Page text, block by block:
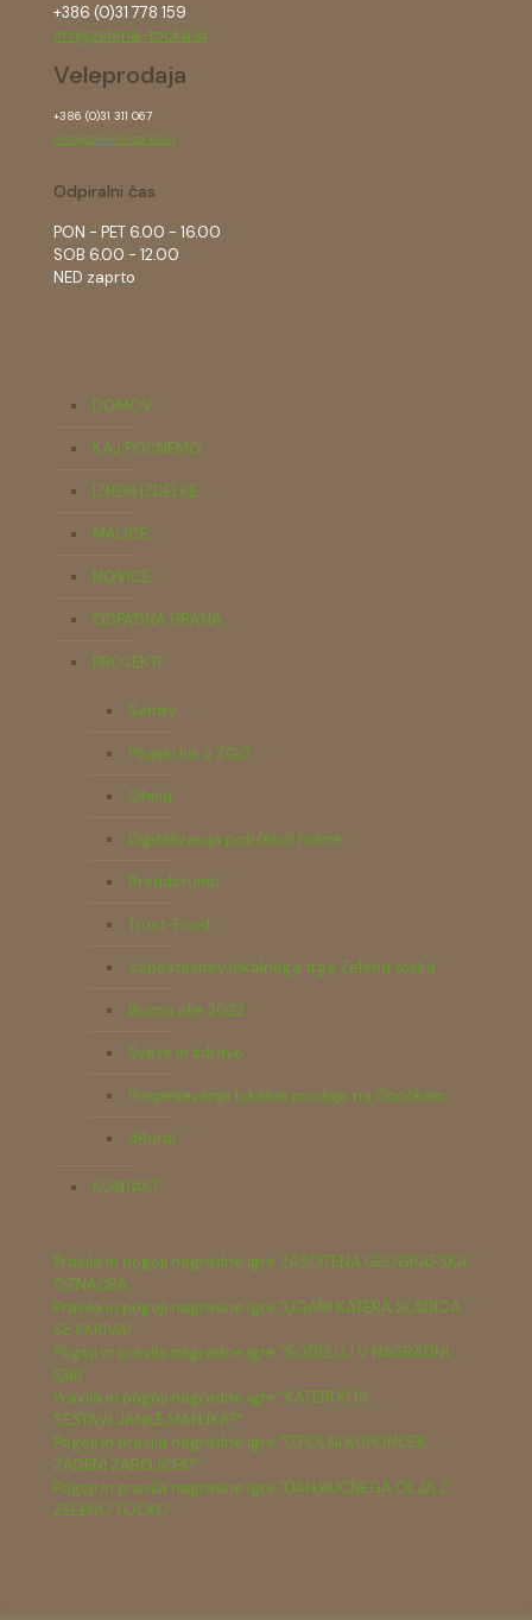
+386 (0)31 778 159
ms@zelena-tocka.si
Veleprodaja
+386 (0)31 311 067
info@zelena-tocka.si
Odpiralni čas
PON - PET 6.00 - 16.00
SOB 6.00 - 12.00
NED zaprto
DOMOV
KAJ POČNEMO
IZBERI IZDELKE
MALICE
NOVICE
ODPADNA HRANA
PROJEKTI
Sentry
Ptujski lük z ZGO
Ofelia
Digitalizacija poti (eko) hrane
Breadcrumb
Trust-Food
Vzpostavitev lokalnega trga Zelena točka
Bučno olje 2022
Sveže in zdravo
Pospeševanje lokalne prodaje na Goričkem
dRural
KONTAKT
Pravila in pogoji nagradne igre ZAŠČITENA GEOGRAFSKA
OZNAČBA
Pravila in pogoji nagradne igre "UGANI KATERA SLADICA
SE SKRIVA!"
Pogoji in pravila nagradne igre "SODELUJ V NAGRADNI
IGRI"
Pravila in pogoji nagradne igre "KATERI KOS
SESTAVLJANKE MANJKA?"
Pogoji in pravila nagradne igre "IZPOLNI KUPONČEK,
ZADENI ZABOJČEK!"
Pogoji in pravila nagradne igre "DAN BUČNEGA OLJA Z
ZELENO TOČKO"